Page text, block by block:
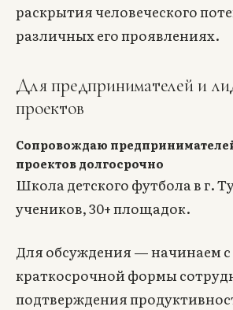
раскрытия человеческого
различных его проявлениях.
Для предпринимателей и
проектов
Сопровождаю
проектов долгосрочно
Школа детского футбола в г.
учеников, 30+ площадок.
Для обсуждения — начинаем с
краткосрочной формы
подтверждения